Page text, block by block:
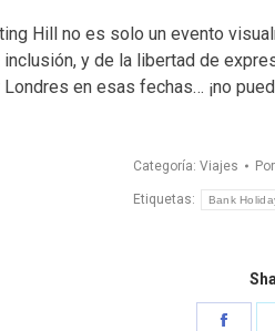
Hill no es solo un evento
y de la libertad de
en esas fechas… ¡no
Categoría: Viajes Por
Etiquetas: Bank